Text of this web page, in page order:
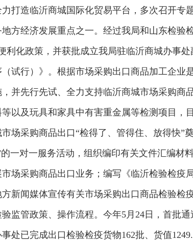
打造临沂商城国际化贸易平台，多次召开专
方经济发展重点之一。经过我局和山东检验
化政策，并获批成立我局驻临沂商城办事
试行）》。根据市场采购出口商品加工企业
并先行先试、全力支持临沂商城市场采购商
以及玩具和家具中有害重金属等检测项目，
场采购商品出口“检得了、管得住、放得快”
一对一服务活动，组织编印有关文件汇编材
场采购商品出口业务；编写《临沂检验检疫
新闻媒体宣传有关市场采购出口商品检验检
监管政策、操作流程。今年5月24日，首批
处已完成出口检验检疫货物162批、货值